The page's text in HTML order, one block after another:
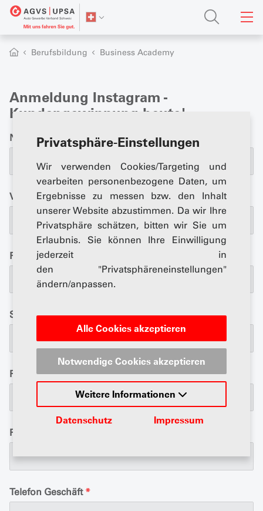
Privatsphäre-Einstellungen
Wir verwenden Cookies/Targeting und
vearbeiten personenbezogene Daten, um
Ergebnisse zu messen bzw. den Inhalt
unserer Website abzustimmen. Da wir Ihre
Privatsphäre schätzen, bitten wir Sie um
Erlaubnis. Sie können Ihre Einwilligung
jederzeit in
den "Privatsphäreneinstellungen"
ändern/anpassen.
Alle Cookies akzeptieren
Notwendige Cookies akzeptieren
Weitere Informationen
Datenschutz Impressum
Berufsbildung Business Academy
Anmeldung Instagram -
Kundengewinnung heute!
Name*
Vorname*
Firma *
Strasse*
Postfach
PLZ / Ort
Telefon Geschäft *